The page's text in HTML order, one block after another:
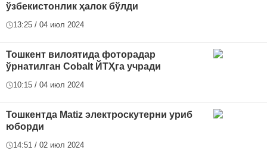
ўзбекистонлик ҳалок бўлди
13:25 / 04 июл 2024
Тошкент вилоятида фоторадар
ўрнатилган Cobalt ЙТҲга учради
10:15 / 04 июл 2024
Тошкентда Matiz электроскутерни уриб
юборди
14:51 / 02 июл 2024